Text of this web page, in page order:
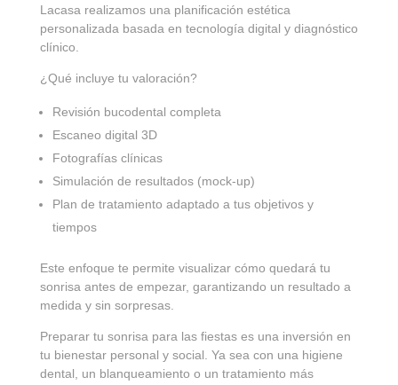
Lacasa realizamos una planificación estética
personalizada basada en tecnología digital y diagnóstico
clínico.
¿Qué incluye tu valoración?
Revisión bucodental completa
Escaneo digital 3D
Fotografías clínicas
Simulación de resultados (mock-up)
Plan de tratamiento adaptado a tus objetivos y
tiempos
Este enfoque te permite visualizar cómo quedará tu
sonrisa antes de empezar, garantizando un resultado a
medida y sin sorpresas.
Preparar tu sonrisa para las fiestas es una inversión en
tu bienestar personal y social. Ya sea con una higiene
dental, un blanqueamiento o un tratamiento más